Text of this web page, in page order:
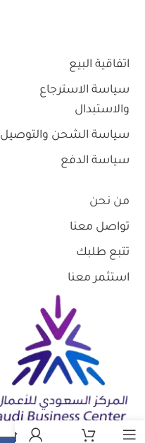
اتفاقية البيع
سياسة الاسترجاع
والاستبدال
سياسة الشحن والتوصيل
سياسة الدفع
من نحن
تواصل معنا
تتبع طلبك
استثمر معنا